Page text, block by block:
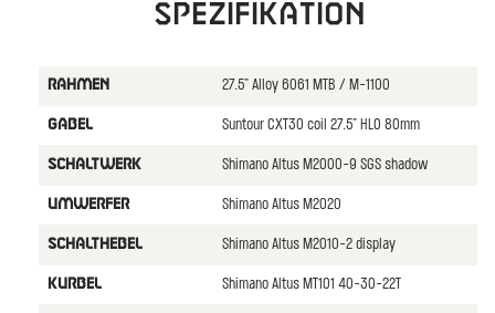
Spezifikation
RAHMEN 27.5" Alloy 6061 MTB / M-1100
GABEL Suntour CXT30 coil 27.5" HLO 80mm
SCHALTWERK Shimano Altus M2000-9 SGS shadow
UMWERFER Shimano Altus M2020
SCHALTHEBEL Shimano Altus M2010-2 display
KURBEL Shimano Altus MT101 40-30-22T